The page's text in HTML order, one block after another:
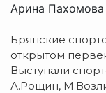
Арина Пахомова
Брянские
открытом
Выступали
А.Рощин,